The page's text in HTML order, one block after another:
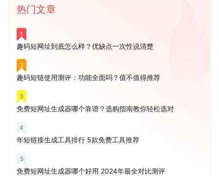
热门文章
1
趣码短网址到底怎么样？优缺点一次性说清楚
2
趣码短链使用测评：功能全面吗？值不值得推荐
3
免费短网址生成器哪个靠谱？选购指南教你轻松选对
4
年短链接生成工具排行 5款免费工具推荐
5
免费短网址生成器哪个好用 2024年最全对比测评